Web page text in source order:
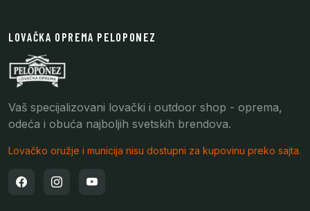
LOVAČKA OPREMA PELOPONEZ
Vaš specijalizovani lovački i outdoor shop - oprema,
odeća i obuća najboljih svetskih brendova.
Lovačko oružje i municija nisu dostupni za kupovinu preko sajta.